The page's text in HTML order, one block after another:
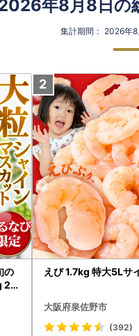
年8月8日の
集計期間： 2026年
の
2
えび 1.7kg 特大5Lサ
大阪府泉佐野市
(392)